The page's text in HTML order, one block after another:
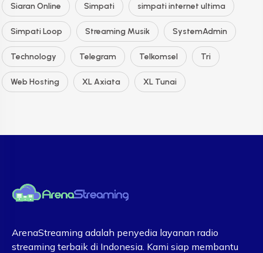
Siaran Online Simpati simpati internet ultima
Simpati Loop Streaming Musik SystemAdmin
Technology Telegram Telkomsel Tri
Web Hosting XL Axiata XL Tunai
ArenaStreaming adalah penyedia layanan radio
streaming terbaik di Indonesia. Kami siap membantu